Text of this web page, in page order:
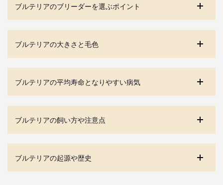
ブルテリアのブリーダーを選ぶポイント
ブルテリアの大きさと毛色
ブルテリアの平均寿命となりやすい病気
ブルテリアの飼い方や注意点
ブルテリアの起源や歴史